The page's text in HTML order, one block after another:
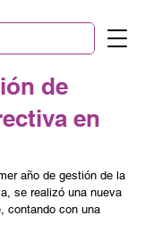
de
en
año de gestión de la
se realizó una nueva
contando con una